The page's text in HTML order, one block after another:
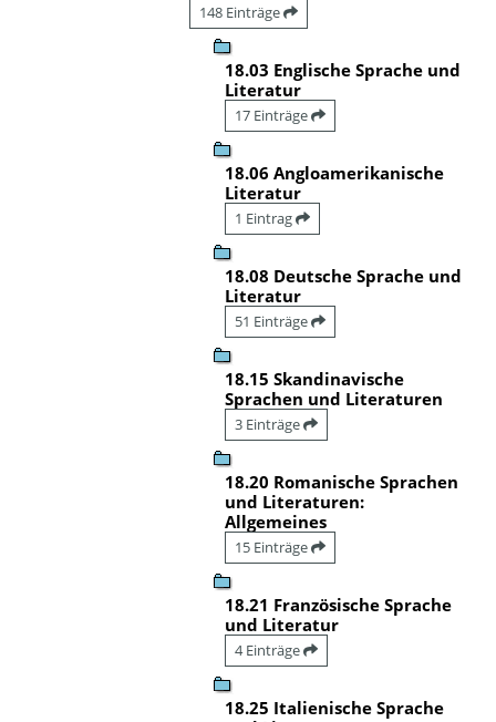
148 Einträge
18.03 Englische Sprache und
Literatur
17 Einträge
18.06 Angloamerikanische
Literatur
1 Eintrag
18.08 Deutsche Sprache und
Literatur
51 Einträge
18.15 Skandinavische
Sprachen und Literaturen
3 Einträge
18.20 Romanische Sprachen
und Literaturen:
Allgemeines
15 Einträge
18.21 Französische Sprache
und Literatur
4 Einträge
18.25 Italienische Sprache